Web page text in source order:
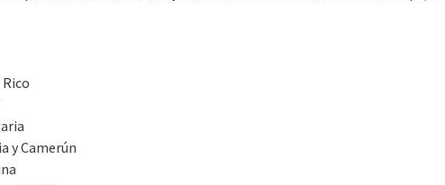
y Camerún